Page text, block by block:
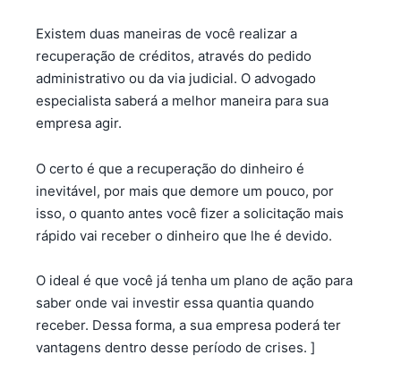
Existem duas maneiras de você realizar a
recuperação de créditos, através do pedido
administrativo ou da via judicial. O advogado
especialista saberá a melhor maneira para sua
empresa agir.
O certo é que a recuperação do dinheiro é
inevitável, por mais que demore um pouco, por
isso, o quanto antes você fizer a solicitação mais
rápido vai receber o dinheiro que lhe é devido.
O ideal é que você já tenha um plano de ação para
saber onde vai investir essa quantia quando
receber. Dessa forma, a sua empresa poderá ter
vantagens dentro desse período de crises. ]